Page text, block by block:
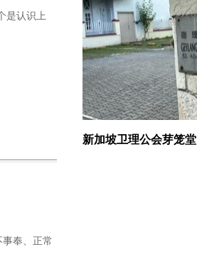
是认识上
奉、正常
新加坡卫理公会芽笼堂